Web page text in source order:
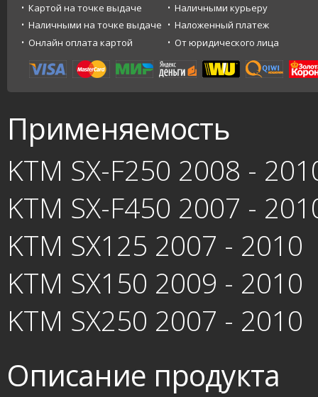
Картой на точке выдаче
Наличными курьеру
Наличными на точке выдаче
Наложенный платеж
Онлайн оплата картой
От юридического лица
Применяемость
KTM SX-F250 2008 -
KTM SX-F450 2007 -
KTM SX125 2007 - 2010
KTM SX150 2009 - 2010
KTM SX250 2007 - 2010
Описание продукта